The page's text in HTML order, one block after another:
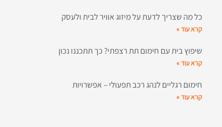
כל מה שצריך לדעת על מיזוג אוויר לבית ולעסק
קרא עוד »
שיפוץ בית עם חימום תת רצפתי? כך תתכננו נכון
קרא עוד »
חימום רגליים לנהג רכב תפעולי – אפשרויות
קרא עוד »